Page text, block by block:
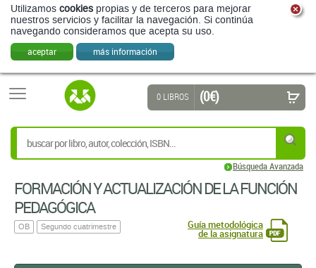
Utilizamos cookies propias y de terceros para mejorar
nuestros servicios y facilitar la navegación. Si continúa
navegando consideramos que acepta su uso.
aceptar más información
Búsqueda Avanzada
0 LIBROS (0 €)
FORMACIÓN Y ACTUALIZACIÓN DE LA FUNCIÓN
PEDAGÓGICA
OB Segundo cuatrimestre Guía metodológica
de la asignatura